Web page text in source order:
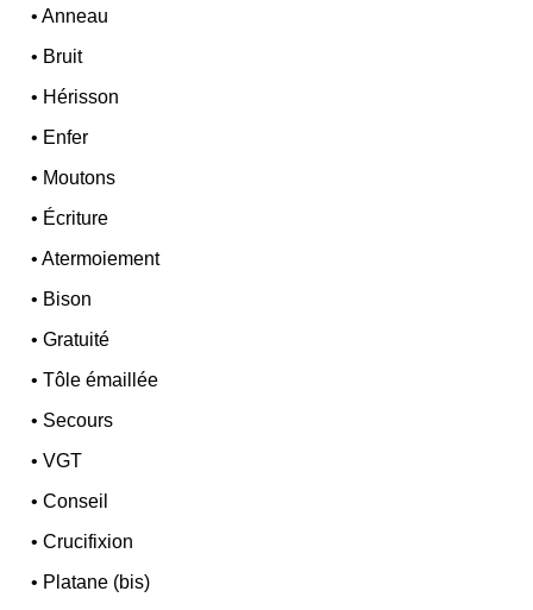
•Anneau
• Bruit
• Hérisson
• Enfer
• Moutons
• Écriture
•Atermoiement
• Bison
•Gratuité
•Tôle émaillée
• Secours
•VGT
•Conseil
•Crucifixion
• Platane (bis)